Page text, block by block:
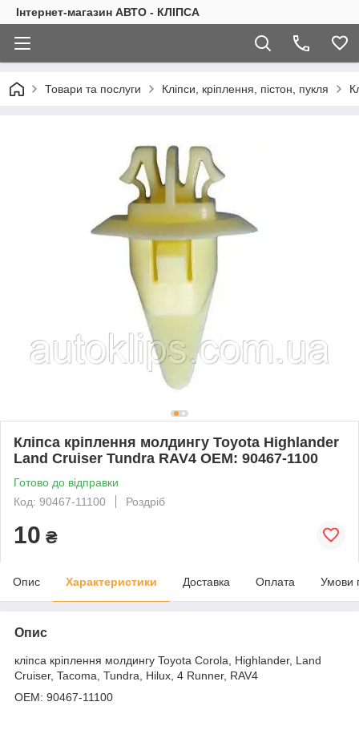
Інтернет-магазин АВТО - КЛІПСА
Товари та послуги Кліпси, кріплення, пістон, пукля
Кліпса кріплення молдингу Toyota Highlander
Land Cruiser Tundra RAV4 ОЕМ: 90467-1100
Готово до відправки
Код: 90467-11100
Роздріб
10 ₴
Опис Характеристики Доставка Оплата Умови
Опис
кліпса кріплення молдингу Toyota Corola, Highlander, Land
Cruiser, Tacoma, Tundra, Hilux, 4 Runner, RAV4
OEM: 90467-11100